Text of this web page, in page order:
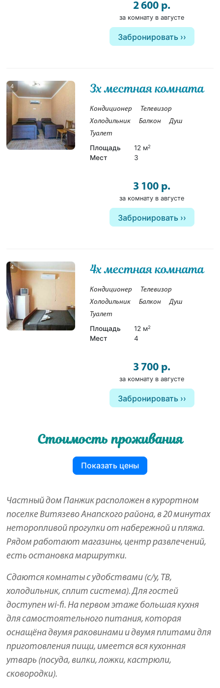
2 600 р.
за комнату в августе
Забронировать
4 3х местная комната
Кондиционер
Телевизор
Холодильник
Балкон
Душ
Туалет
Площадь 12 м2
Мест 3
3 100 р.
за комнату в августе
Забронировать
4 4х местная комната
Кондиционер
Телевизор
Холодильник
Балкон
Душ
Туалет
Площадь 12 м2
Мест 4
3 700 р.
за комнату в августе
Забронировать
Стоимость проживания
Показать цены
Частный дом Панжик расположен в курортном
поселке Витязево Анапского района, в 20 минутах
неторопливой прогулки от набережной и пляжа.
Рядом работают магазины, центр развлечений,
есть остановка маршрутки.
Сдаются комнаты с удобствами (с/у, ТВ,
холодильник, сплит система). Для гостей
доступен wi-fi. На первом этаже большая кухня
для самостоятельного питания, которая
оснащёна двумя раковинами и двумя плитами для
приготовления пищи, имеется вся кухонная
утварь (посуда, вилки, ложки, кастрюли,
сковородки).